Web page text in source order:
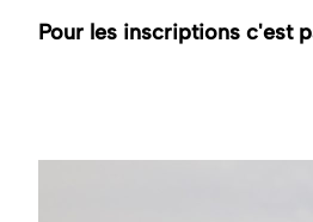
Pour les inscriptions c'est